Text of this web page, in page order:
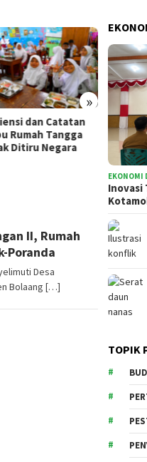
»
dan Catatan
Rumah Tangga
Ditiru Negara
II, Rumah
Poranda
Desa
Bolaang […]
EKONOMI
Inovasi
TOPIK